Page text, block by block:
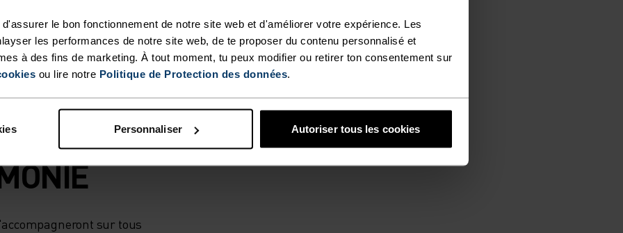
le bon fonctionnement de notre site web et d'améliorer votre expérience. Les
les performances de notre site web, de te proposer du contenu personnalisé et
à des fins de marketing. À tout moment, tu peux modifier ou retirer ton consentement sur
ou lire notre Politique de Protection des données.
Personnaliser Autoriser tous les cookies
idéal
sur tous